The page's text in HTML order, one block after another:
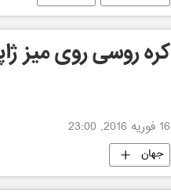
کره روسی روی میز
16 فوریه 2016, 23:00
جهان